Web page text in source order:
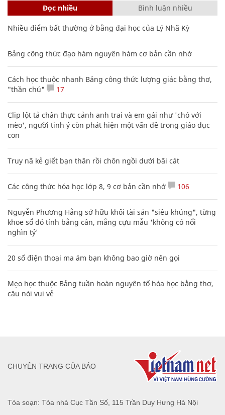
Đọc nhiều Bình luận nhiều
Nhiều điểm bất thường ở bằng đại học của Lý Nhã Kỳ
Bảng công thức đạo hàm nguyên hàm cơ bản cần nhớ
Cách học thuộc nhanh Bảng công thức lượng giác bằng thơ,
"thần chú"
17
Clip lột tả chân thực cảnh anh trai và em gái như 'chó với
mèo', người tinh ý còn phát hiện một vấn đề trong giáo dục
con
Truy nã kẻ giết bạn thân rồi chôn ngồi dưới bãi cát
Các công thức hóa học lớp 8, 9 cơ bản cần nhớ 106
Nguyễn Phương Hằng sở hữu khối tài sản "siêu khủng", từng
khoe sổ đỏ tính bằng cân, mắng cựu mẫu 'không có nổi
nghìn tỷ'
20 số điện thoại ma ám bạn không bao giờ nên gọi
Mẹo học thuộc Bảng tuần hoàn nguyên tố hóa học bằng thơ,
câu nói vui vẻ
Tòa soạn: Tòa nhà Cục Tần Số, 115 Trần Duy Hưng Hà Nội
CHUYÊN TRANG CỦA BÁO